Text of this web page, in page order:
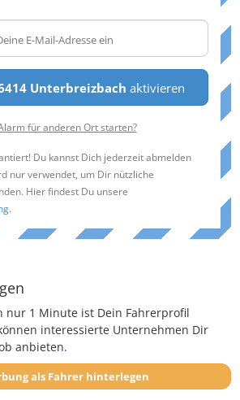
Unterbreizbach aktivieren
für anderen Ort starten?
Du kannst Dich jederzeit abmelden
nur verwendet, um Dir nützliche
Hier findest Du unsere
.
nur 1 Minute ist Dein Fahrerprofil
interessierte Unternehmen Dir
anbieten.
Bewerbung als Fahrer hinterlegen